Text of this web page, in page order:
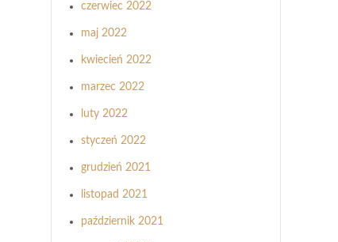
czerwiec 2022
maj 2022
kwiecień 2022
marzec 2022
luty 2022
styczeń 2022
grudzień 2021
listopad 2021
październik 2021